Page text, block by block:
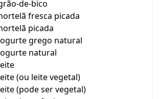
de-bico
fresca picada
picada
grego natural
natural
(ou leite vegetal)
(pode ser vegetal)